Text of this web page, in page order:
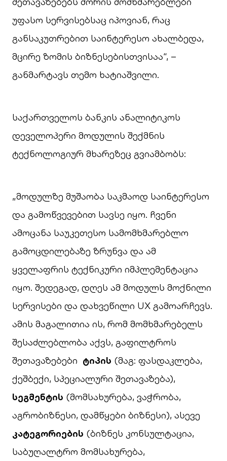
უფასო სერვისებსაც იპოვიან, რაც
განსაკუთრებით საინტერესო ახალბედა,
მცირე ზომის ბიზნესებისთვისაა“, –
განმარტავს თემო ხატიაშვილი.
საქართველოს ბანკის ანალიტიკოს
დეველოპერი მოდულის შექმნის
ტექნოლოგიურ მხარეზეც გვიამბობს:
„მოდულზე მუშაობა საკმაოდ საინტერესო
და გამოწვევებით სავსე იყო. ჩვენი
ამოცანა საუკეთესო სამომხმარებლო
გამოცდილებაზე ზრუნვა და ამ
ყველაფრის ტექნიკური იმპლემენტაცია
იყო. შედეგად, დღეს ამ მოდულს მოქნილი
სერვისები და დახვეწილი UX გამოარჩევს.
ამის მაგალითია ის, რომ მომხმარებელს
შესაძლებლობა აქვს, გაფილტროს
შეთავაზებები ტიპის (მაგ: ფასდაკლება,
ქეშბექი, სპეციალური შეთავაზება),
სეგმენტის (მომსახურება, ვაჭრობა,
აგრობიზნესი, დამწყები ბიზნესი), ასევე
კატეგორიების (ბიზნეს კონსულტაცია,
საბუღალტრო მომსახურება,